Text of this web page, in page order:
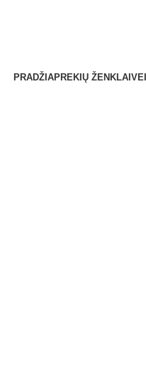
PRADŽIAPREKIŲ ŽENKLAI